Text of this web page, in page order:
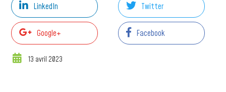
LinkedIn Twitter
Google+ Facebook
13 avril 2023